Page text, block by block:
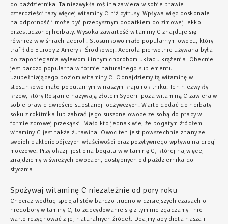
do października. Ta niezwykła roślina zawiera w sobie prawie
czterdzieści razy więcej witaminy C niż cytrusy. Wpływa więc doskonale
na odporność i może być przepysznym dodatkiem do zimowej lekko
przestudzonej herbaty. Wysoka zawartość witaminy C znajduje się
również w wiśniach aceroli. Stosunkowo mało popularnym owocu, który
trafił do Europy z Ameryki Środkowej. Acerola pierwotnie używana była
do zapobiegania wylewom i innym chorobom układu krążenia. Obecnie
jest bardzo popularna w formie naturalnego suplementu
uzupełniającego poziom witaminy C. Odnajdziemy tą witaminę w
stosunkowo mało popularnym w naszym kraju rokitniku. Ten niezwykły
krzew, który Rosjanie nazywają złotem Syberii poza witaminą C zawiera w
sobie prawie dwieście substancji odżywczych. Warto dodać do herbaty
soku z rokitnika lub zabrać jego suszone owoce ze sobą do pracy w
formie zdrowej przekąski. Mało kto jednak wie, że bogatym źródłem
witaminy C jest także żurawina. Owoc ten jest powszechnie znany ze
swoich bakteriobójczych właściwości oraz pozytywnego wpływu na drogi
moczowe. Przy okazji jest ona bogata w witaminę C, której najwięcej
znajdziemy w świeżych owocach, dostępnych od października do
stycznia.
Spożywaj witaminę C niezależnie od pory roku
Chociaż według specjalistów bardzo trudno w dzisiejszych czasach o
niedobory witaminy C, to zdecydowanie się z tym nie zgadzamy i nie
warto rezygnować z jej naturalnych źródeł. Dbajmy aby dieta nasza i